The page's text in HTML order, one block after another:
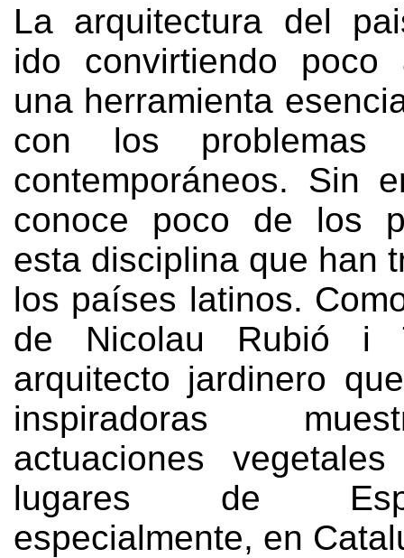
La arquitectura del
ido convirtiendo
una herramienta
con los problemas
contemporáneos. Sin
conoce poco de los
esta disciplina que han
los países latinos.
de Nicolau Rubió i
arquitecto jardinero
inspiradoras
actuaciones
lugares de
especialmente, en